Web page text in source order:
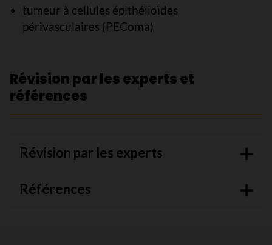
tumeur à cellules épithélioïdes
périvasculaires (PEComa)
Révision par les experts et
références
Révision par les experts
Références